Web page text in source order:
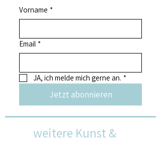
Vorname *
Email *
JA, ich melde mich gerne an. *
Jetzt abonnieren
weitere Kunst &